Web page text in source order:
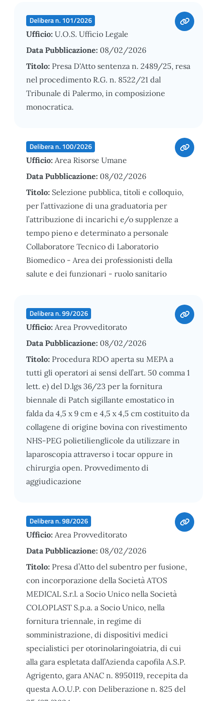
Delibera n. 101/2026
Ufficio: U.O.S. Ufficio Legale
Data Pubblicazione: 08/02/2026
Titolo: Presa D'Atto sentenza n. 2489/25, resa
nel procedimento R.G. n. 8522/21 dal
Tribunale di Palermo, in composizione
monocratica.
Delibera n. 100/2026
Ufficio: Area Risorse Umane
Data Pubblicazione: 08/02/2026
Titolo: Selezione pubblica, titoli e colloquio,
per l’attivazione di una graduatoria per
l’attribuzione di incarichi e/o supplenze a
tempo pieno e determinato a personale
Collaboratore Tecnico di Laboratorio
Biomedico - Area dei professionisti della
salute e dei funzionari - ruolo sanitario
Delibera n. 99/2026
Ufficio: Area Provveditorato
Data Pubblicazione: 08/02/2026
Titolo: Procedura RDO aperta su MEPA a
tutti gli operatori ai sensi dell’art. 50 comma 1
lett. e) del D.lgs 36/23 per la fornitura
biennale di Patch sigillante emostatico in
falda da 4,5 x 9 cm e 4,5 x 4,5 cm costituito da
collagene di origine bovina con rivestimento
NHS-PEG polietilienglicole da utilizzare in
laparoscopia attraverso i tocar oppure in
chirurgia open. Provvedimento di
aggiudicazione
Delibera n. 98/2026
Ufficio: Area Provveditorato
Data Pubblicazione: 08/02/2026
Titolo: Presa d’Atto del subentro per fusione,
con incorporazione della Società ATOS
MEDICAL S.r.l. a Socio Unico nella Società
COLOPLAST S.p.a. a Socio Unico, nella
fornitura triennale, in regime di
somministrazione, di dispositivi medici
specialistici per otorinolaringoiatria, di cui
alla gara espletata dall’Azienda capofila A.S.P.
Agrigento, gara ANAC n. 8950119, recepita da
questa A.O.U.P. con Deliberazione n. 825 del